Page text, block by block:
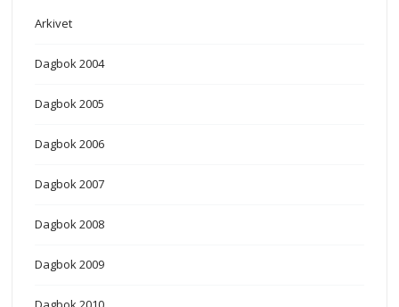
Arkivet
Dagbok 2004
Dagbok 2005
Dagbok 2006
Dagbok 2007
Dagbok 2008
Dagbok 2009